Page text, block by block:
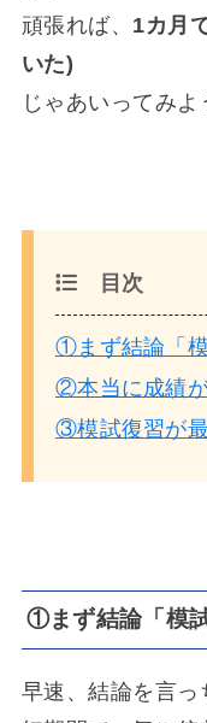
頑張れば、 1カ月
いた)
じゃあいってみよ
目次
①まず結論「
②本当に成績が
③模試復習が
①まず結論「模
早速、結論を言っ